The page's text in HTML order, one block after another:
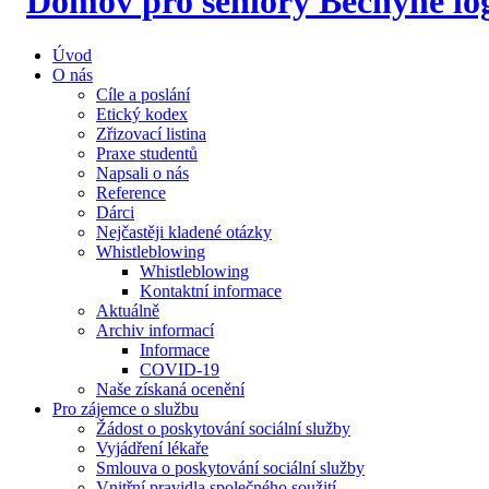
Úvod
O nás
Cíle a poslání
Etický kodex
Zřizovací listina
Praxe studentů
Napsali o nás
Reference
Dárci
Nejčastěji kladené otázky
Whistleblowing
Whistleblowing
Kontaktní informace
Aktuálně
Archiv informací
Informace
COVID-19
Naše získaná ocenění
Pro zájemce o službu
Žádost o poskytování sociální služby
Vyjádření lékaře
Smlouva o poskytování sociální služby